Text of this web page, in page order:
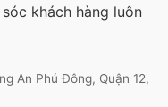
khách hàng luôn
An Phú Đông, Quận 12,